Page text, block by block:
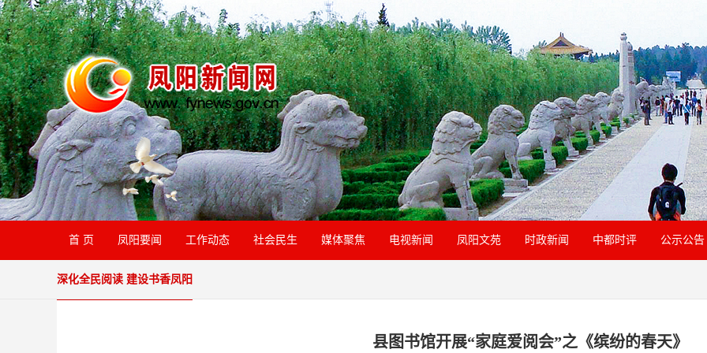
首 页 凤阳要闻 工作动态 社会民生 媒体聚焦 电视新闻 凤阳文苑 时政新闻 中都时评 公示公告
深化全民阅读 建设书香凤阳
县图书馆开展“家庭爱阅会”之《缤纷的春天》